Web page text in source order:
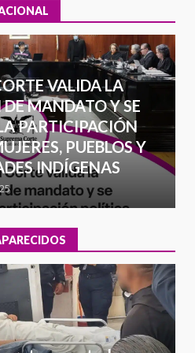
VALIDA LA
MANDATO Y SE
PARTICIPACIÓN
PUEBLOS Y
INDÍGENAS